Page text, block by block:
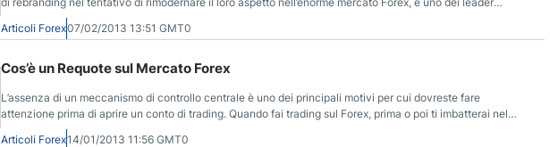
dell’industria: Markets.com
Articoli Forex07/02/2013 13:51 GMT0
Cos’è un Requote sul Mercato Forex
L’assenza di un meccanismo di controllo centrale è uno dei principali motivi per cui dovreste fare
attenzione prima di aprire un conto di trading. Quando fai trading sul Forex, prima o poi ti imbatterai nel
termine "requote".
Articoli Forex14/01/2013 11:56 GMT0